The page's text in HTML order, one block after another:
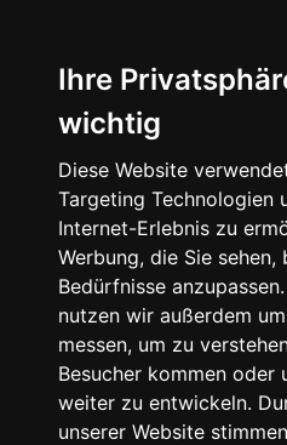
Ihre
wichtig
Diese Website
Targeting Technologien
Internet-Erlebnis zu
Werbung, die Sie sehen,
Bedürfnisse
nutzen wir außerdem
messen, um zu
Besucher kommen oder
weiter zu entwickeln.
unserer Website